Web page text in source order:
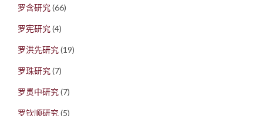
罗含研究(66)
罗宪研究(4)
罗洪先研究(19)
罗珠研究(7)
罗贯中研究(7)
罗钦顺研究(5)